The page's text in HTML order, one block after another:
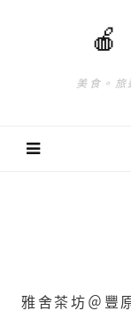
🍎
美食。
雅舍茶坊＠豐